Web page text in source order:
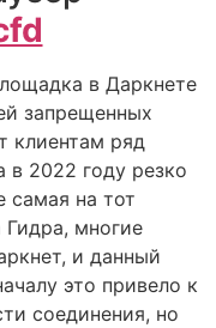
в Даркнете
запрещенных
клиентам ряд
в 2022 году резко
самая на тот
многие
и данный
это привело к
соединения, но